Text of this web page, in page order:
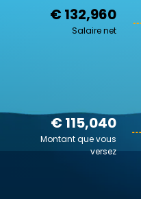
€ 132,960
Salaire net
€ 115,040
Montant que vous
versez